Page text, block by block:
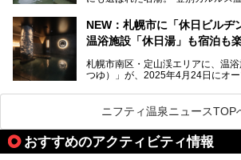
豊かな登別温泉とは対照的な存在で
残る閑静な温泉地です。
地体験し、カルルス温泉をご紹介
をはじめ、日帰り入浴可能な全３施
NEW：札幌市に「休日ビルヂ
温浴施設「休日湯」も宿泊も
札幌市南区・定山渓エリアに、温
つゆ）」が、2025年4月24日にオ
この施設は、温泉・サウナの「休
LOUNGE DAYOF」・グルメ「休
スクラメーションホテル」で構成
空間。
今回は、そんな「休日ビルヂング
ニフティ温泉ニュースTOP
おすすめのアクティビティ情報